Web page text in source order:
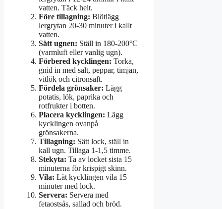
vatten. Täck helt.
Före tillagning: Blötlägg
lergrytan 20-30 minuter i kallt
vatten.
Sätt ugnen: Ställ in 180-200°C
(varmluft eller vanlig ugn).
Förbered kycklingen: Torka,
gnid in med salt, peppar, timjan,
vitlök och citronsaft.
Fördela grönsaker: Lägg
potatis, lök, paprika och
rotfrukter i botten.
Placera kycklingen: Lägg
kycklingen ovanpå
grönsakerna.
Tillagning: Sätt lock, ställ in
kall ugn. Tillaga 1-1,5 timme.
Stekyta: Ta av locket sista 15
minuterna för krispigt skinn.
Vila: Låt kycklingen vila 15
minuter med lock.
Servera: Servera med
fetaostsås, sallad och bröd.